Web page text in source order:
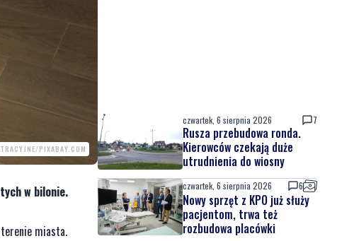
PIXABAY.COM
w bilonie.
miasta.
czwartek, 6 sierpnia 2026 7
Rusza przebudowa ronda.
Kierowców czekają duże
utrudnienia do wiosny
czwartek, 6 sierpnia 2026 6
Nowy sprzęt z KPO już służy
pacjentom, trwa też
rozbudowa placówki